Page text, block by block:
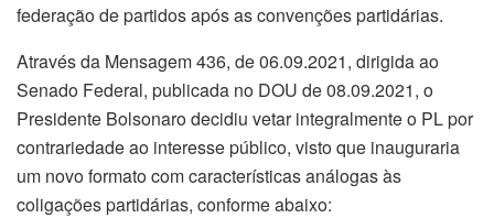
federação de partidos após as convenções partidárias.
Através da Mensagem 436, de 06.09.2021, dirigida ao
Senado Federal, publicada no DOU de 08.09.2021, o
Presidente Bolsonaro decidiu vetar integralmente o PL por
contrariedade ao interesse público, visto que inauguraria
um novo formato com características análogas às
coligações partidárias, conforme abaixo: